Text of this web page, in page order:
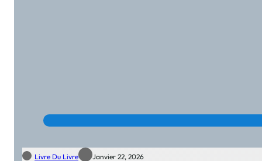
Livre Du Livre Janvier 22, 2026